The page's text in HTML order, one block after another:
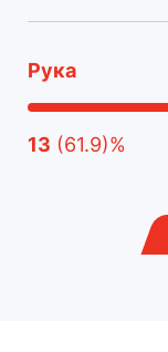
Рука
13 (61.9)%